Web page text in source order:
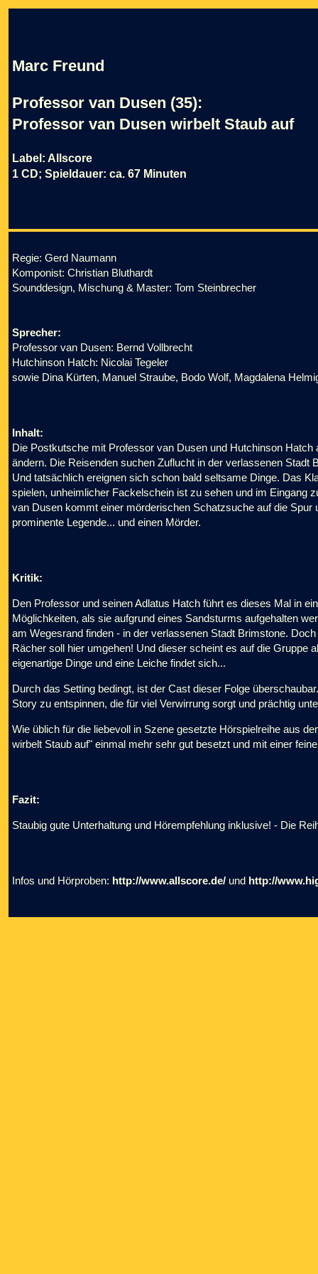
Marc Freund
Professor van Dusen (35):
Professor van Dusen wirbelt Staub auf
Label: Allscore
1 CD; Spieldauer: ca. 67 Minuten
Regie: Gerd Naumann
Komponist: Christian Bluthardt
Sounddesign, Mischung & Master: Tom Steinbrecher
Sprecher:
Professor van Dusen: Bernd Vollbrecht
Hutchinson Hatch: Nicolai Tegeler
sowie Dina Kürten, Manuel Straube, Bodo Wolf, Magdalena
Inhalt:
Die Postkutsche mit Professor van Dusen und Hutchinson
ändern. Die Reisenden suchen Zuflucht in der verlassenen
Und tatsächlich ereignen sich schon bald seltsame Dinge. Das
spielen, unheimlicher Fackelschein ist zu sehen und im Eingang
van Dusen kommt einer mörderischen Schatzsuche auf die Spur
prominente Legende... und einen Mörder.
Kritik:
Den Professor und seinen Adlatus Hatch führt es dieses Mal in
Möglichkeiten, als sie aufgrund eines Sandsturms aufgehalten
am Wegesrand finden - in der verlassenen Stadt Brimstone.
Rächer soll hier umgehen! Und dieser scheint es auf die Gruppe
eigenartige Dinge und eine Leiche findet sich...
Durch das Setting bedingt, ist der Cast dieser Folge
Story zu entspinnen, die für viel Verwirrung sorgt und prächtig
Wie üblich für die liebevoll in Szene gesetzte Hörspielreihe aus
wirbelt Staub auf" einmal mehr sehr gut besetzt und mit einer
Fazit:
Staubig gute Unterhaltung und Hörempfehlung inklusive! - Die
Infos und Hörproben: http://www.allscore.de/ und http://